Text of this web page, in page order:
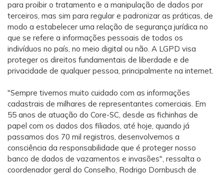
para proibir o tratamento e a manipulação de dados por
terceiros, mas sim para regular e padronizar as práticas, de
modo a estabelecer uma relação de segurança jurídica no
que se refere a informações pessoais de todos os
indivíduos no país, no meio digital ou não. A LGPD visa
proteger os direitos fundamentais de liberdade e de
privacidade de qualquer pessoa, principalmente na internet.
"Sempre tivemos muito cuidado com as informações
cadastrais de milhares de representantes comerciais. Em
55 anos de atuação do Core-SC, desde as fichinhas de
papel com os dados dos filiados, até hoje, quando já
passamos dos 70 mil registros, desenvolvemos a
consciência da responsabilidade que é proteger nosso
banco de dados de vazamentos e invasões", ressalta o
coordenador geral do Conselho, Rodrigo Dornbusch de